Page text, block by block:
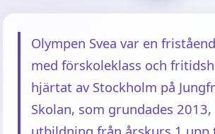
Olympen Svea var en
med förskoleklass och
hjärtat av Stockholm på
Skolan, som grundades